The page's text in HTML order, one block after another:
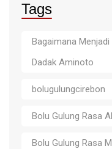
Tags
Bagaimana
Dadak Aminoto
bolugulungcirebon
Bolu Gulung Rasa
Bolu Gulung Rasa